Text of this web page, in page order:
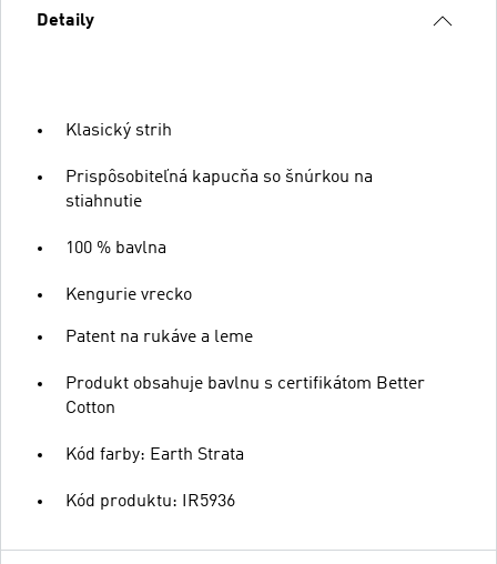
Detaily
Klasický strih
Prispôsobiteľná kapucňa so šnúrkou na
stiahnutie
100 % bavlna
Kengurie vrecko
Patent na rukáve a leme
Produkt obsahuje bavlnu s certifikátom Better
Cotton
Kód farby: Earth Strata
Kód produktu: IR5936